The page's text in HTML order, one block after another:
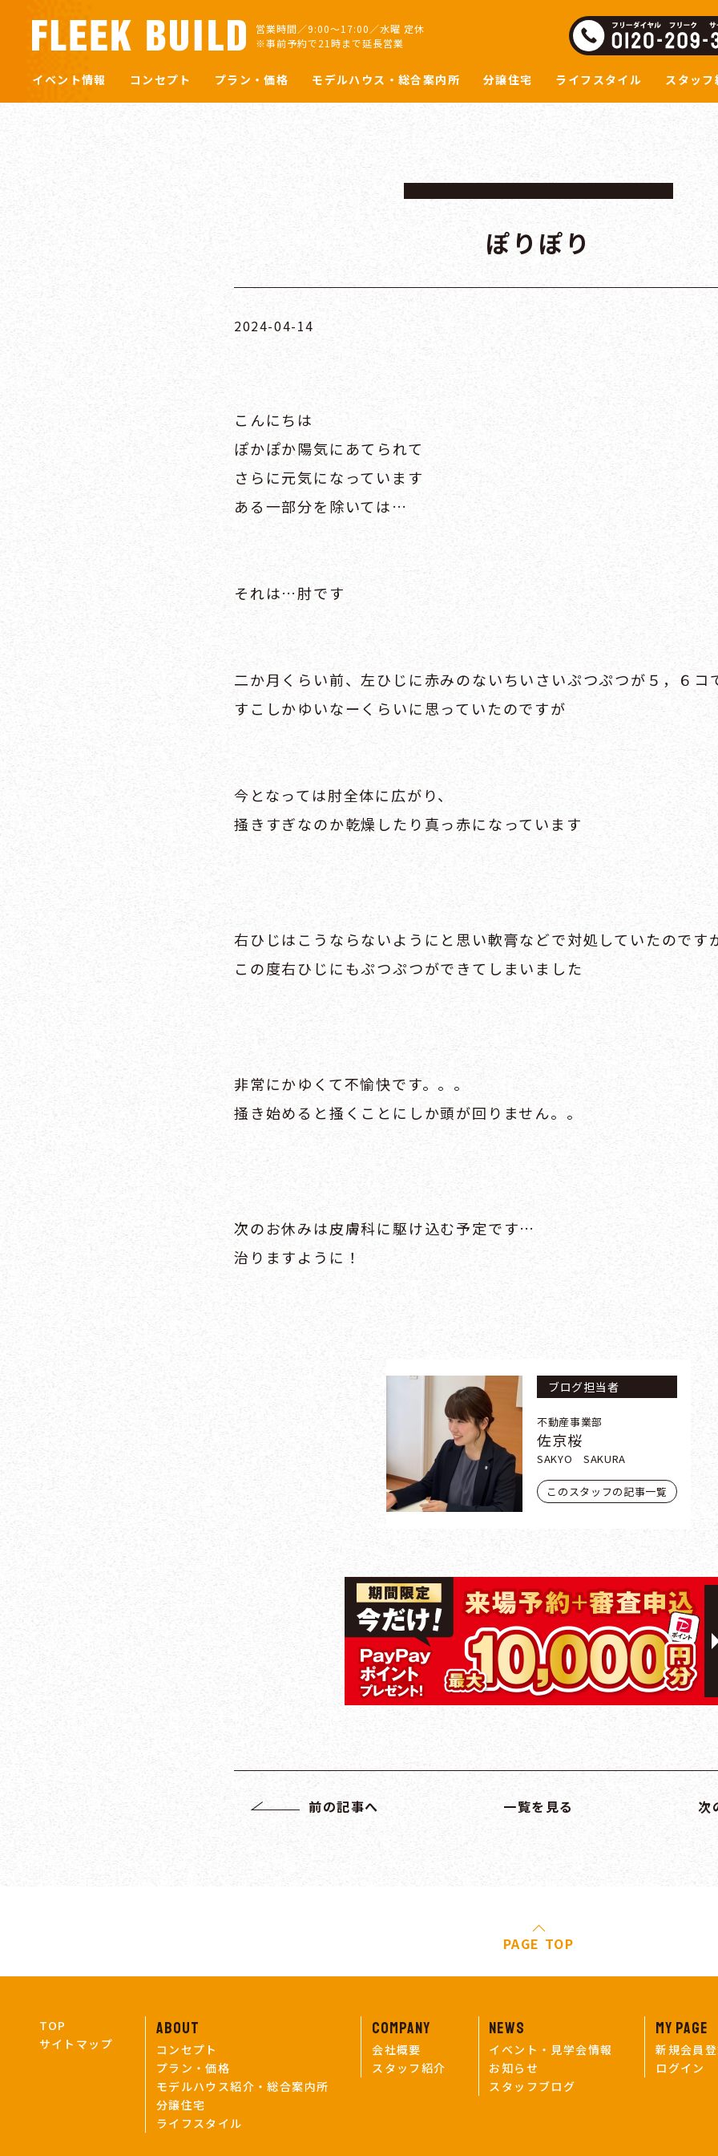
営業時間／9:00～17:00／水曜 定休
※事前予約で21時まで延長営業
イベント情報 コンセプト プラン・価格 モデルハウス・総合案内所 分譲住宅 ライフスタイル スタッ
ぽりぽり
2024-04-14
こんにちは
ぽかぽか陽気にあてられて
さらに元気になっています
ある一部分を除いては…
それは…肘です
二か月くらい前、左ひじに赤みのないちいさいぷつぷつが５，６コ
すこしかゆいなーくらいに思っていたのですが
今となっては肘全体に広がり、
掻きすぎなのか乾燥したり真っ赤になっています
右ひじはこうならないようにと思い軟膏などで対処していたのです
この度右ひじにもぷつぷつができてしまいました
非常にかゆくて不愉快です。。。
掻き始めると掻くことにしか頭が回りません。。
次のお休みは皮膚科に駆け込む予定です…
治りますように！
ブログ担当者
不動産事業部
佐京桜
SAKYO SAKURA
このスタッフの記事一覧
前の記事へ 一覧を見る 次
PAGE TOP
TOP
サイトマップ
ABOUT
コンセプト
プラン・価格
モデルハウス紹介・総合案内所
分譲住宅
ライフスタイル
COMPANY
会社概要
スタッフ紹介
NEWS
イベント・見学会情報
お知らせ
スタッフブログ
MY PAGE
新規会員
ログイン